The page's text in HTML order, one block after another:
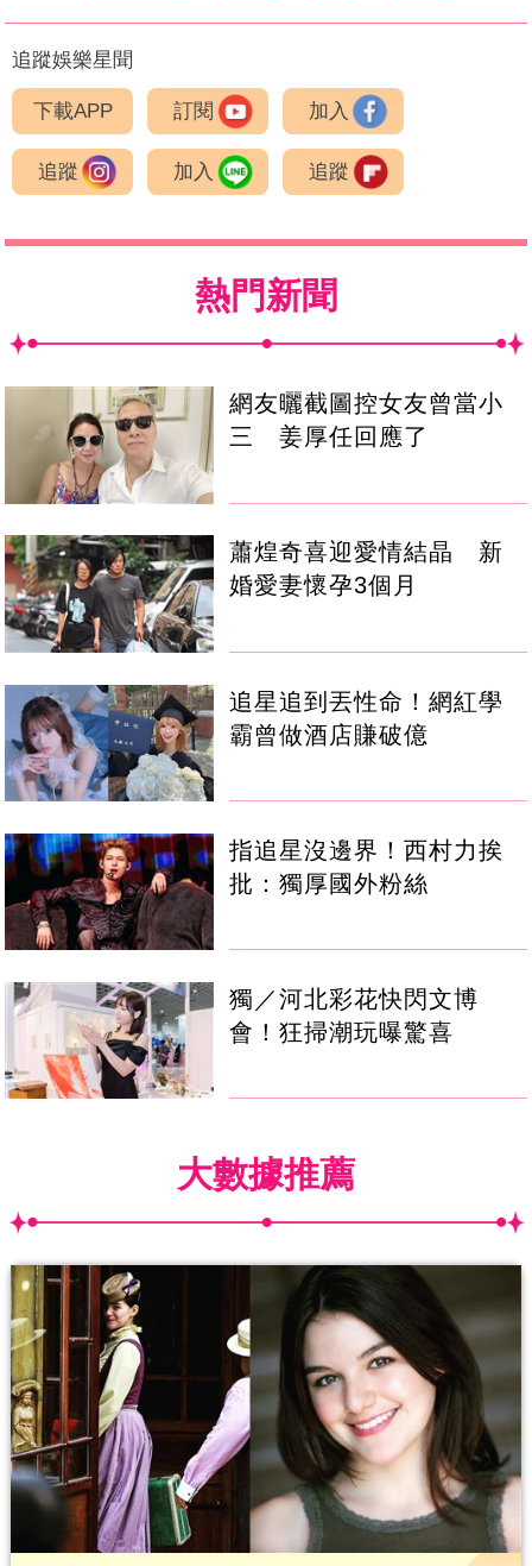
追蹤娛樂星聞
下載APP 訂閱 加入
追蹤 加入 追蹤
熱門新聞
網友曬截圖控女友曾當小
三 姜厚任回應了
蕭煌奇喜迎愛情結晶 新
婚愛妻懷孕3個月
追星追到丟性命！網紅學
霸曾做酒店賺破億
指追星沒邊界！西村力挨
批：獨厚國外粉絲
獨／河北彩花快閃文博
會！狂掃潮玩曝驚喜
大數據推薦